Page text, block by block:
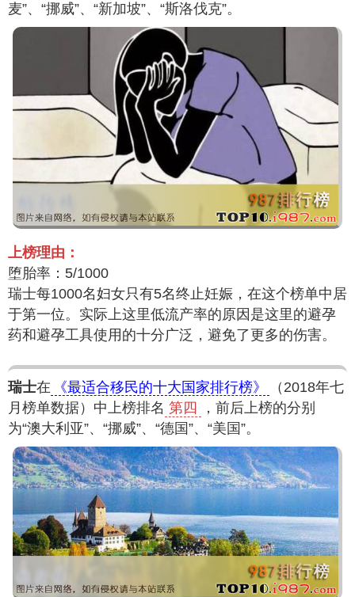
麦”、“挪威”、“新加坡”、“斯洛伐克”。
上榜理由：
堕胎率：5/1000
瑞士每1000名妇女只有5名终止妊娠，在这个榜单中居
于第一位。实际上这里低流产率的原因是这里的避孕
药和避孕工具使用的十分广泛，避免了更多的伤害。
瑞士在 《最适合移民的十大国家排行榜》
（2018年七
月榜单数据）中上榜排名 第四
，前后上榜的分别
为“澳大利亚”、“挪威”、“德国”、“美国”。